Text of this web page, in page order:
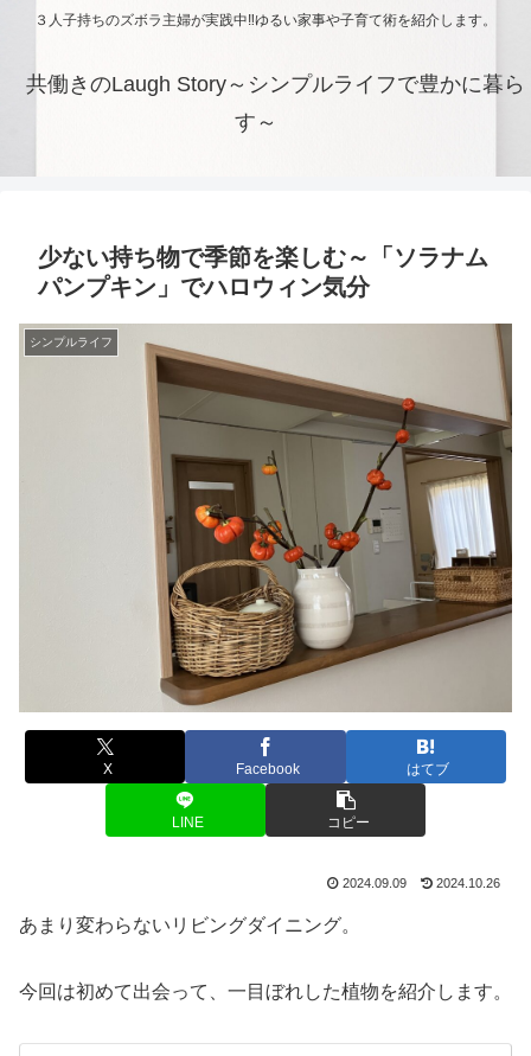
３人子持ちのズボラ主婦が実践中‼ゆるい家事や子育て術を紹介します。
共働きのLaugh Story～シンプルライフで豊かに暮ら
す～
少ない持ち物で季節を楽しむ～「ソラナム
パンプキン」でハロウィン気分
シンプルライフ
X Facebook はてブ
LINE コピー
2024.09.09 2024.10.26
あまり変わらないリビングダイニング。
今回は初めて出会って、一目ぼれした植物を紹介します。